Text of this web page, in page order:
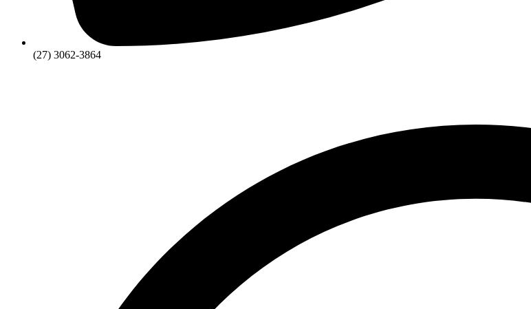
(27) 3062-3864